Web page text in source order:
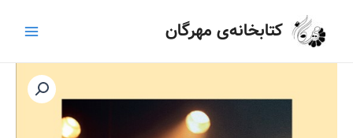
کتابخانه‌ی مهرگان
Menu